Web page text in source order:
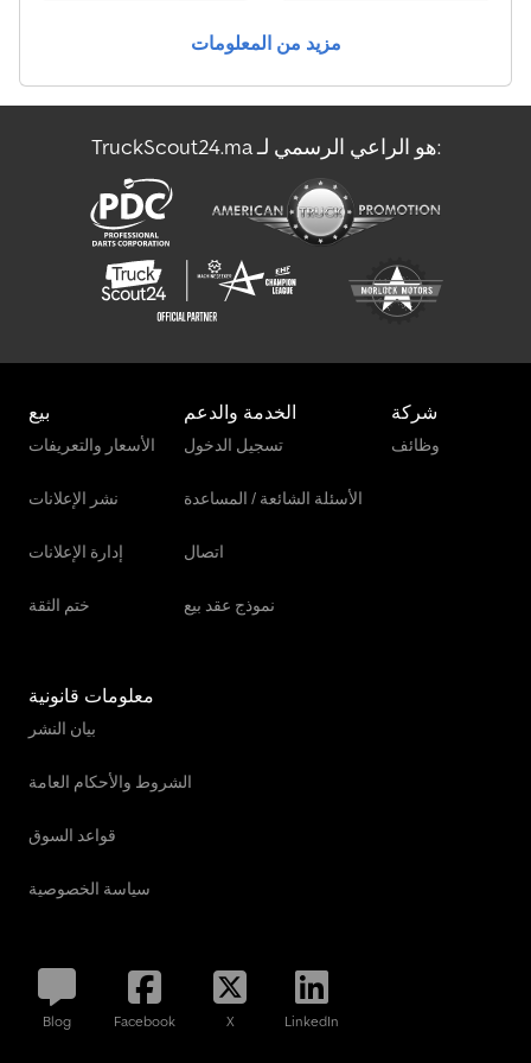
مزيد من المعلومات
TruckScout24.ma هو الراعي الرسمي لـ:
بيع
الأسعار والتعريفات
نشر الإعلانات
إدارة الإعلانات
ختم الثقة
الخدمة والدعم
تسجيل الدخول
الأسئلة الشائعة / المساعدة
اتصال
نموذج عقد بيع
شركة
وظائف
معلومات قانونية
بيان النشر
الشروط والأحكام العامة
قواعد السوق
سياسة الخصوصية
Blog Facebook X LinkedIn